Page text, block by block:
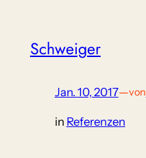
Schweiger
Jan. 10, 2017—von
in Referenzen